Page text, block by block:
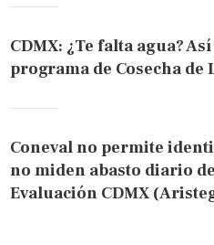
CDMX: ¿Te falta agua?
programa de Cosecha
Coneval no permite
no miden abasto diario
Evaluación CDMX